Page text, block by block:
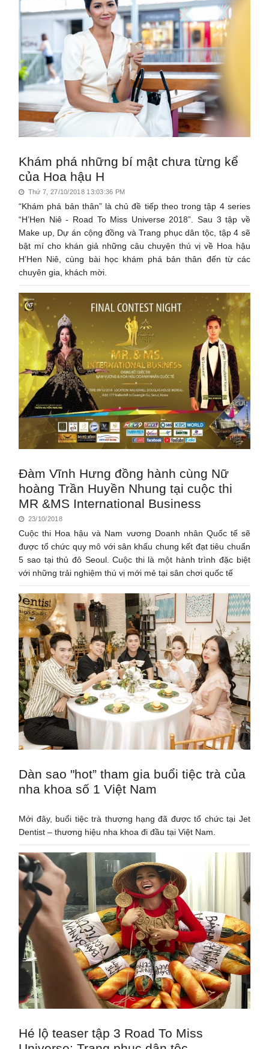
Khám phá những bí mật chưa từng kể
của Hoa hậu H
Thứ 7, 27/10/2018 13:03:36 PM
“Khám phá bản thân” là chủ đề tiếp theo trong tập 4 series
“H’Hen Niê - Road To Miss Universe 2018”. Sau 3 tập về
Make up, Dự án cộng đồng và Trang phục dân tộc, tập 4 sẽ
bật mí cho khán giả những câu chuyện thú vị về Hoa hậu
H’Hen Niê, cùng bài học khám phá bản thân đến từ các
chuyên gia, khách mời.
Đàm Vĩnh Hưng đồng hành cùng Nữ
hoàng Trần Huyền Nhung tại cuộc thi
MR &MS International Business
23/10/2018
Cuộc thi Hoa hậu và Nam vương Doanh nhân Quốc tế sẽ
được tổ chức quy mô với sân khấu chung kết đạt tiêu chuẩn
5 sao tại thủ đô Seoul. Cuộc thi là một hành trình đặc biệt
với những trải nghiệm thú vị mới mẻ tại sân chơi quốc tế
Dàn sao "hot” tham gia buổi tiệc trà của
nha khoa số 1 Việt Nam
Mới đây, buổi tiệc trà thượng hạng đã được tổ chức tại Jet
Dentist – thương hiệu nha khoa đi đầu tại Việt Nam.
Hé lộ teaser tập 3 Road To Miss